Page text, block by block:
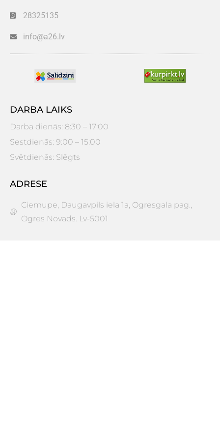
28325135
info@a26.lv
DARBA LAIKS
Darba dienās: 8:30 – 17:00
Sestdienās: 9:00 – 15:00
Svētdienās: Slēgts
ADRESE
Ciemupe, Daugavpils iela 1a, Ogresgala pag.,
Ogres Novads. Lv-5001